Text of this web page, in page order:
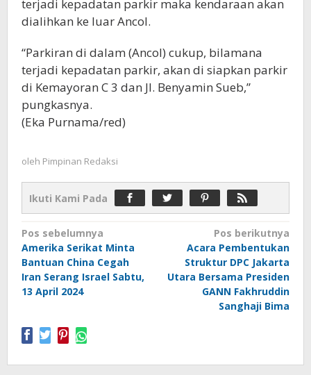
terjadi kepadatan parkir maka kendaraan akan
dialihkan ke luar Ancol.
“Parkiran di dalam (Ancol) cukup, bilamana
terjadi kepadatan parkir, akan di siapkan parkir
di Kemayoran C 3 dan Jl. Benyamin Sueb,”
pungkasnya.
(Eka Purnama/red)
oleh Pimpinan Redaksi
Ikuti Kami Pada
Navigasi
pos
Pos sebelumnya
Amerika Serikat Minta
Bantuan China Cegah
Iran Serang Israel Sabtu,
13 April 2024
Pos berikutnya
Acara Pembentukan
Struktur DPC Jakarta
Utara Bersama Presiden
GANN Fakhruddin
Sanghaji Bima